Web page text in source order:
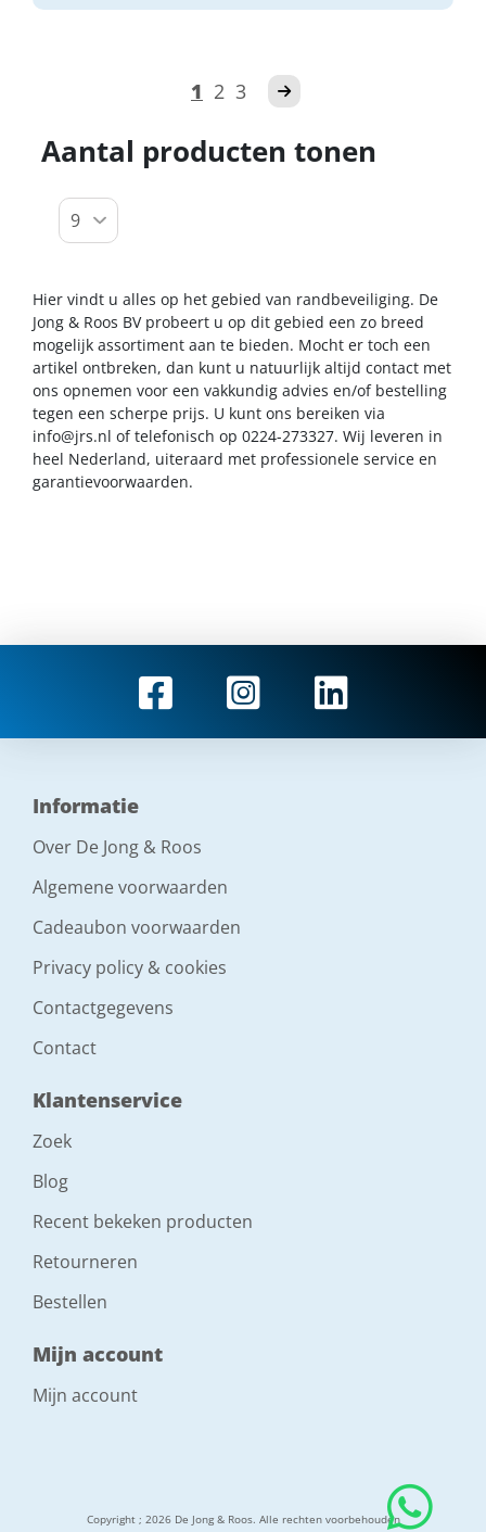
1 2 3
Aantal producten tonen
Hier vindt u alles op het gebied van randbeveiliging. De
Jong & Roos BV probeert u op dit gebied een zo breed
mogelijk assortiment aan te bieden. Mocht er toch een
artikel ontbreken, dan kunt u natuurlijk altijd contact met
ons opnemen voor een vakkundig advies en/of bestelling
tegen een scherpe prijs. U kunt ons bereiken via
info@jrs.nl of telefonisch op 0224-273327. Wij leveren in
heel Nederland, uiteraard met professionele service en
garantievoorwaarden.
Informatie
Over De Jong & Roos
Algemene voorwaarden
Cadeaubon voorwaarden
Privacy policy & cookies
Contactgegevens
Contact
Klantenservice
Zoek
Blog
Recent bekeken producten
Retourneren
Bestellen
Mijn account
Mijn account
Copyright ; 2026 De Jong & Roos. Alle rechten voorbehouden